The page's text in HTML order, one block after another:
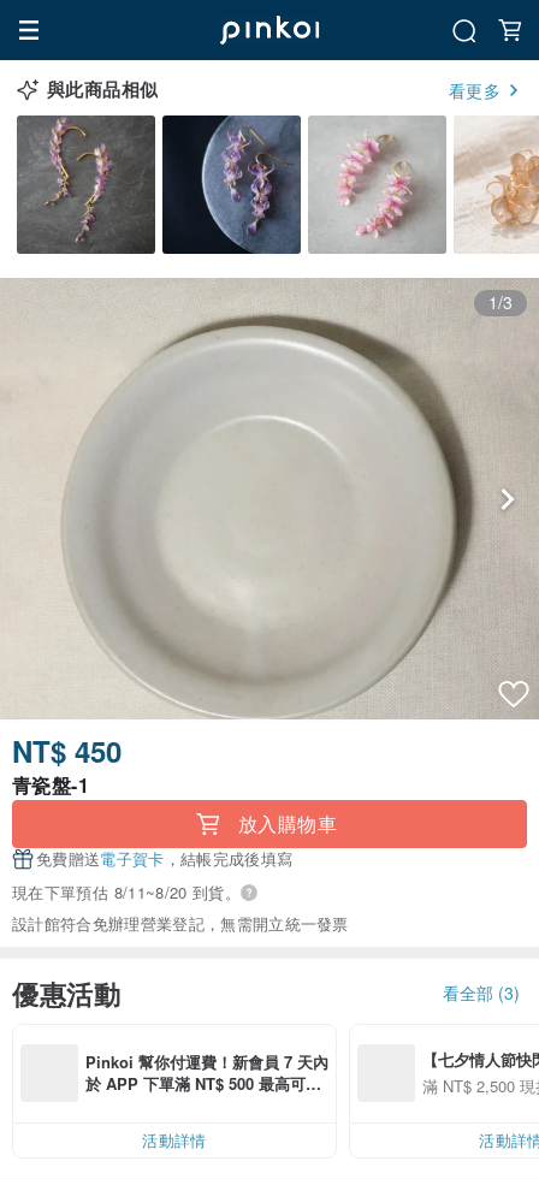
與此商品相似 看更多
1/3
NT$ 450
青瓷盤-1
放入購物車
免費贈送電子賀卡 ，結帳完成後填寫
現在下單預估 8/11~8/20 到貨。
設計館符合免辦理營業登記，無需開立統一發票
優惠活動 看全部 (3)
Pinkoi 幫你付運費！新會員 7 天內
於 APP 下單滿 NT$ 500 最高可折
活動詳情
【七夕情人節
用 APP 購買任
滿 NT$ 2,500
活動詳